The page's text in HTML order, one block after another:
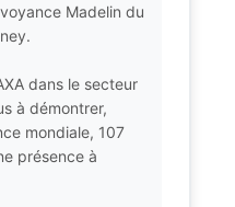
Madelin du
dans le secteur
à démontrer,
mondiale, 107
présence à